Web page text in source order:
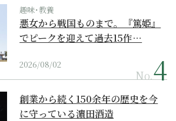
趣味･教養
悪女から戦国ものまで。『篤姫』
でピークを迎えて過去15作…
2026/08/02
No.
創業から続く150余年の歴史を今
に守っている濵田酒造